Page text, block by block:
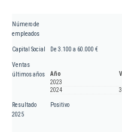
Número de
empleados
Capital Social De 3.100 a 60.000 €
Ventas
últimos años
Año
2023
2024
Resultado
2025
Positivo